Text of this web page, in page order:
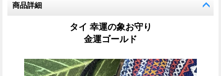
商品詳細
タイ 幸運の象お守り
金運ゴールド